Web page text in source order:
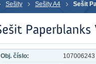
Sešity Sešity A4 Sešit
Obj. číslo:
107006243